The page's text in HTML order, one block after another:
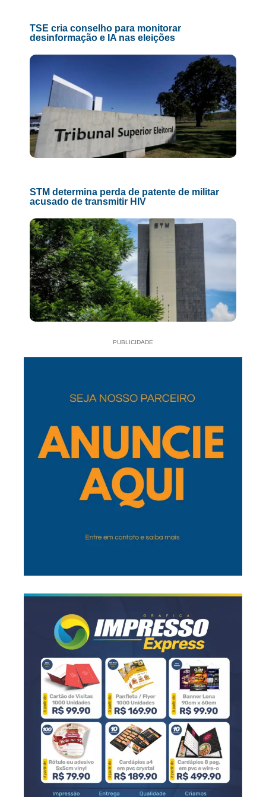
TSE cria conselho para monitorar
desinformação e IA nas eleições
STM determina perda de patente de militar
acusado de transmitir HIV
PUBLICIDADE